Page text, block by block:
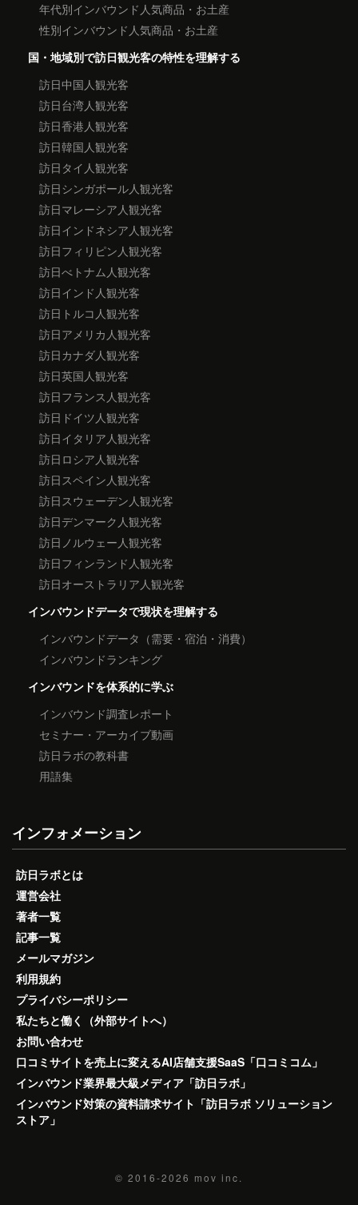
年代別インバウンド人気商品・お土産
性別インバウンド人気商品・お土産
国・地域別で訪日観光客の特性を理解する
訪日中国人観光客
訪日台湾人観光客
訪日香港人観光客
訪日韓国人観光客
訪日タイ人観光客
訪日シンガポール人観光客
訪日マレーシア人観光客
訪日インドネシア人観光客
訪日フィリピン人観光客
訪日べトナム人観光客
訪日インド人観光客
訪日トルコ人観光客
訪日アメリカ人観光客
訪日カナダ人観光客
訪日英国人観光客
訪日フランス人観光客
訪日ドイツ人観光客
訪日イタリア人観光客
訪日ロシア人観光客
訪日スペイン人観光客
訪日スウェーデン人観光客
訪日デンマーク人観光客
訪日ノルウェー人観光客
訪日フィンランド人観光客
訪日オーストラリア人観光客
インバウンドデータで現状を理解する
インバウンドデータ（需要・宿泊・消費）
インバウンドランキング
インバウンドを体系的に学ぶ
インバウンド調査レポート
セミナー・アーカイブ動画
訪日ラボの教科書
用語集
インフォメーション
訪日ラボとは
運営会社
著者一覧
記事一覧
メールマガジン
利用規約
プライバシーポリシー
私たちと働く（外部サイトへ）
お問い合わせ
口コミサイトを売上に変えるAI店舗支援SaaS「口コミコム」
インバウンド業界最大級メディア「訪日ラボ」
インバウンド対策の資料請求サイト「訪日ラボ ソリューション
ストア」
© 2016-2026 mov inc.